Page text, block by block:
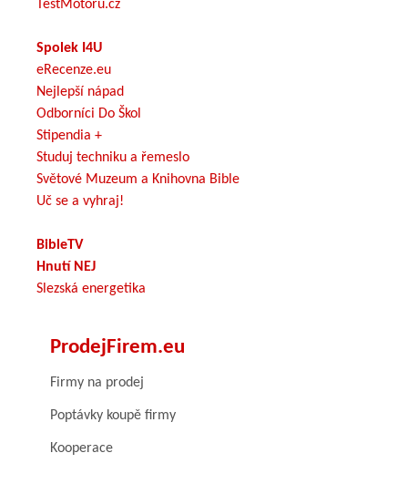
TestMotoru.cz
Spolek I4U
eRecenze.eu
Nejlepší nápad
Odborníci Do Škol
Stipendia +
Studuj techniku a řemeslo
Světové Muzeum a Knihovna Bible
Uč se a vyhraj!
BibleTV
Hnutí NEJ
Slezská energetika
ProdejFirem.eu
Firmy na prodej
Poptávky koupě firmy
Kooperace